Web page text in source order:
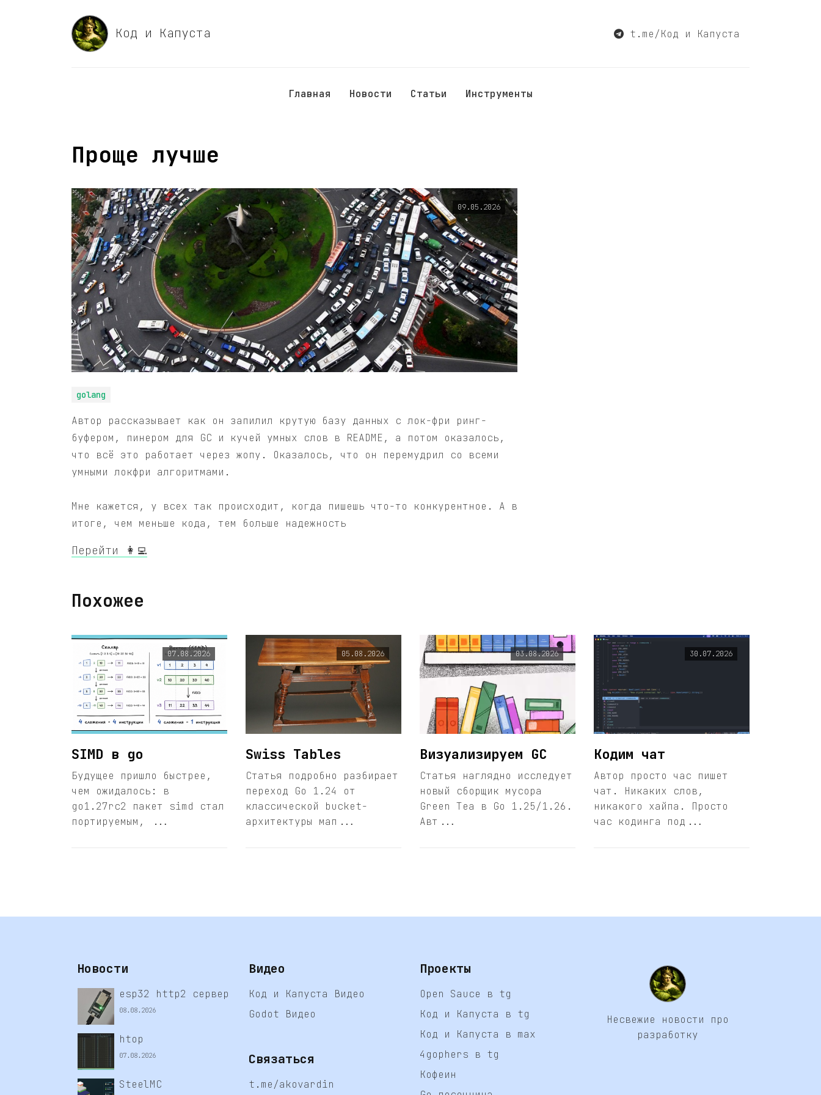
Код и Капуста t.me/Код и Капуста
Главная Новости Статьи Инструменты
Проще лучше
09.05.2026
golang
Автор рассказывает как он запилил крутую базу данных с лок-фри ринг-
буфером, пинером для GC и кучей умных слов в README, а потом оказалось,
что всё это работает через жопу. Оказалось, что он перемудрил со всеми
умными локфри алгоритмами.
Мне кажется, у всех так происходит, когда пишешь что-то конкурентное. А в
итоге, чем меньше кода, тем больше надежность
Перейти 👩‍💻
Похожее
07.08.2026
SIMD в go
Будущее пришло быстрее,
чем ожидалось: в
go1.27rc2 пакет simd стал
портируемым, ...
05.08.2026
Swiss Tables
Статья подробно разбирает
переход Go 1.24 от
классической bucket-
архитектуры мап...
03.08.2026
Визуализируем GC
Статья наглядно исследует
новый сборщик мусора
Green Tea в Go 1.25/1.26.
Авт...
30.07.2026
Кодим чат
Автор просто час пишет
чат. Никаких слов,
никакого хайпа. Просто
час кодинга под...
Новости
esp32 http2 сервер
08.08.2026
htop
07.08.2026
SteelMC
Видео
Код и Капуста Видео
Godot Видео
Связаться
t.me/akovardin
Проекты
Open Sauce в tg
Код и Капуста в tg
Код и Капуста в max
4gophers в tg
Кофеин
Несвежие новости про
разработку